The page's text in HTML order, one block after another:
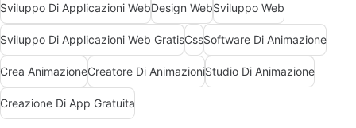
Sviluppo Di Applicazioni WebDesign WebSviluppo Web
Sviluppo Di Applicazioni Web GratisCssSoftware Di Animazione
Crea AnimazioneCreatore Di AnimazioniStudio Di Animazione
Creazione Di App Gratuita